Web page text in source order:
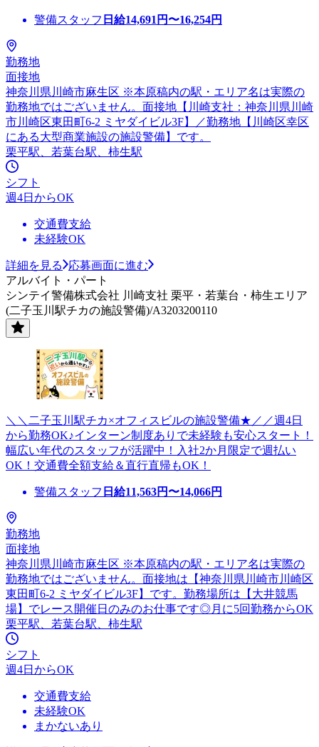
警備スタッフ 日給14,691 円〜16,254円
勤務地
面接地
神奈川県川崎市麻生区 ※本原稿内の駅・エリア名は実際の
勤務地ではございません。面接地【川崎支社：神奈川県川崎
市川崎区東田町6-2 ミヤダイビル3F】／勤務地【川崎区幸区
にある大型商業施設の施設警備】です。
栗平駅、若葉台駅、柿生駅
シフト
週4日からOK
交通費支給
未経験OK
詳細を見る
応募画面に進む
アルバイト・パート
シンテイ警備株式会社 川崎支社 栗平・若葉台・柿生エリア
(二子玉川駅チカの施設警備)/A3203200110
＼＼二子玉川駅チカ×オフィスビルの施設警備★／／週4日
から勤務OK♪インターン制度ありで未経験も安心スタート！
幅広い年代のスタッフが活躍中！入社2か月限定で週払い
OK！交通費全額支給＆直行直帰もOK！
警備スタッフ 日給11,563円〜14,066円
勤務地
面接地
神奈川県川崎市麻生区 ※本原稿内の駅・エリア名は実際の
勤務地ではございません。面接地は【神奈川県川崎市川崎区
東田町6-2 ミヤダイビル3F】です。勤務場所は【大井競馬
場】でレース開催日のみのお仕事です◎月に5回勤務からOK
栗平駅、若葉台駅、柿生駅
シフト
週4日からOK
交通費支給
未経験OK
まかないあり